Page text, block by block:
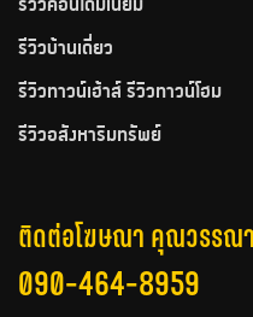
รีวิวคอนโดมิเนียม
รีวิวบ้านเดี่ยว
รีวิวทาวน์เฮ้าส์ รีวิวทาวน์โฮม
รีวิวอสังหาริมทรัพย์
ติดต่อโฆษณา คุณวรรณ
090-464-8959